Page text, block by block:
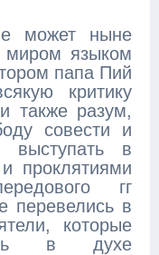
может ныне
миром языком
папа Пий
критику
также разум,
совести и
выступать в
проклятиями
гг
перевелись в
которые
в духе